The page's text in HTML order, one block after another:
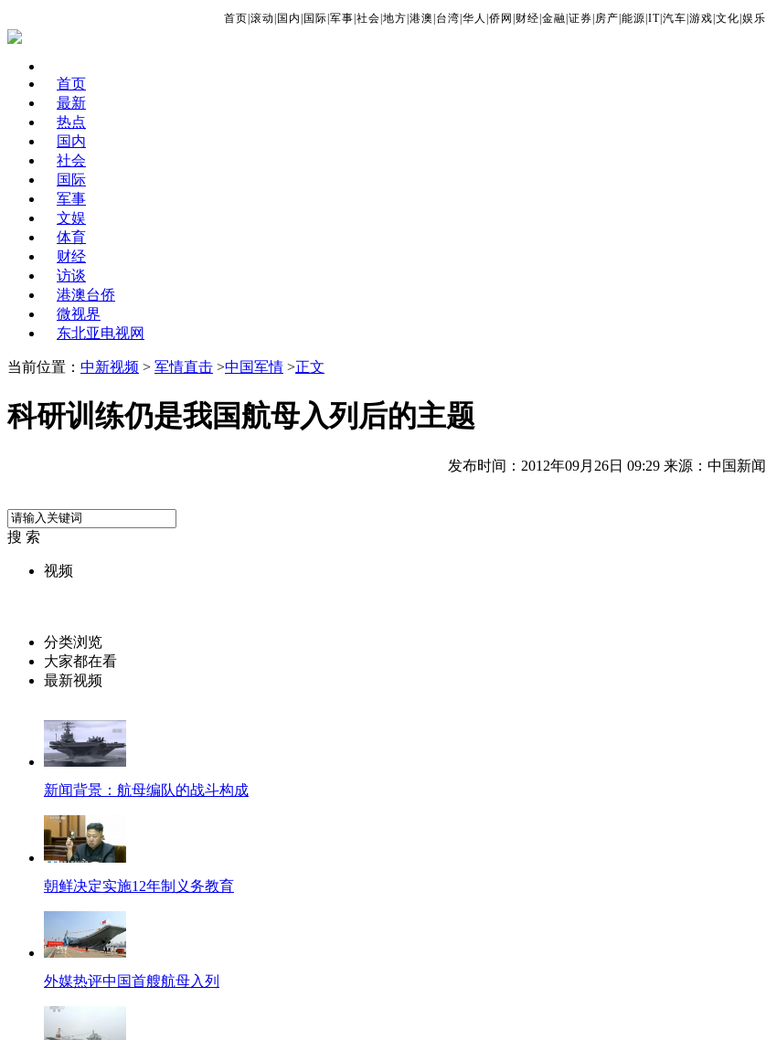
首页 滚动 国内 国际 军事 社会 地方 港澳 台湾 华人 侨网 财经 金融 证券 房产 能源 IT| 汽车 游戏 文化 娱乐
首页
最新
热点
国内
社会
国际
军事
文娱
体育
财经
访谈
港澳台侨
微视界
东北亚电视网
当前位置： 中新视频 > 军情直击 >中国军情 >正文
科研训练仍是我国航母入列后的主题
发布时间：2012年09月26日 09:29 来源：中国新
搜 索
视频
分类浏览
大家都在看
最新视频
新闻背景：航母编队的战斗构成
朝鲜决定实施12年制义务教育
外媒热评中国首艘航母入列